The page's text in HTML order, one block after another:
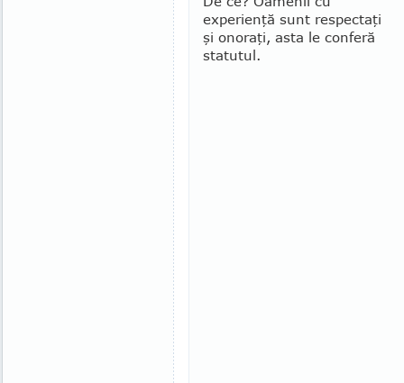
experienţă sunt respectaţi
şi ono­raţi, asta le conferă
statutul.